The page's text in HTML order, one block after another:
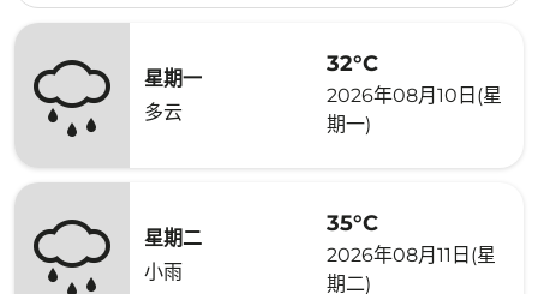
星期一
多云
32°C
2026年08月10日(星
期一)
星期二
小雨
35°C
2026年08月11日(星
期二)